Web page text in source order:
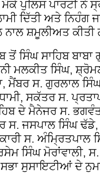
ਪੁਲਿਸ ਪਾਰਟੀ ਨੇ
ਦਿੱਤੀ ਅਤੇ ਨਿਹੰਗ
ਨਾਲ ਸ਼ਮੂਲੀਅਤ
ਤੋਂ ਸਿੰਘ ਸਾਹਿਬ
ਮਲਕੀਤ ਸਿੰਘ,
ਮੈਂਬਰ ਸ. ਗੁਰਲਾਲ
ਸਕੱਤਰ ਸ.
ਦੇ ਮੈਨੇਜਰ ਸ.
ਸ. ਜਸਪਾਲ ਸਿੰਘ
ਸ. ਅੰਮ੍ਰਿਤਪਾਲ
ਸਿੰਘ ਮੋਰਾਂਵਾਲੀ,
ਸੁਸਾਇਟੀਆਂ ਦੇ